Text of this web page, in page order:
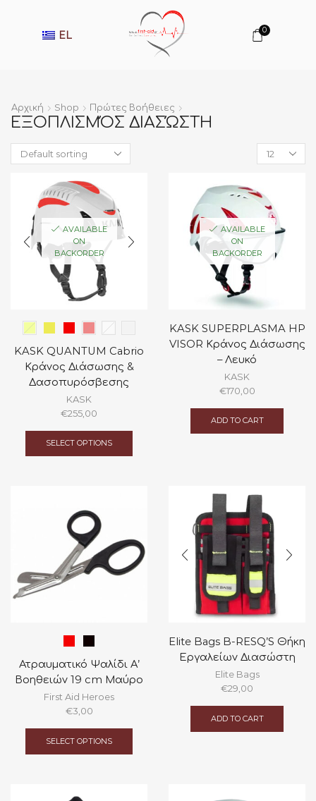
EL 0
Αρχική Shop Πρώτες Βοήθειες
ΕΞΟΠΛΙΣΜΌΣ ΔΙΑΣΏΣΤΗ
Products
per
AVAILABLE
ON
BACKORDER
KASK QUANTUM Cabrio
Κράνος Διάσωσης &
Δασοπυρόσβεσης
KASK
€255,00
SELECT OPTIONS
chosen
on
the
AVAILABLE
ON
BACKORDER
KASK SUPERPLASMA HP
VISOR Κράνος Διάσωσης
– Λευκό
KASK
€170,00
ADD TO CART
Ατραυματικό Ψαλίδι Α’
Βοηθειών 19 cm Μαύρο
First Aid Heroes
€3,00
SELECT OPTIONS
Elite Bags B-RESQ’S Θήκη
Εργαλείων Διασώστη
Elite Bags
€29,00
ADD TO CART